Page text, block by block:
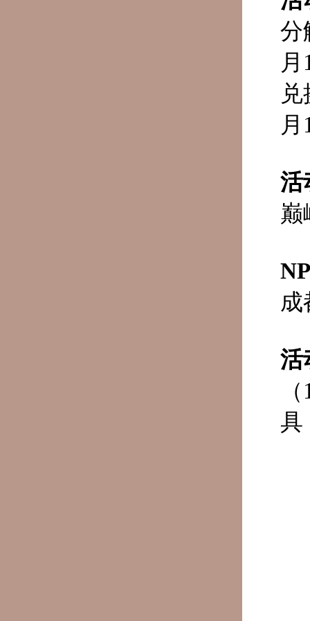
分
活
成
活
具